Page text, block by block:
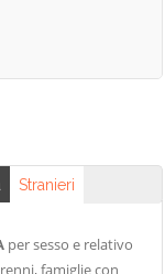
Val
Stranieri
per sesso e relativo
famiglie con